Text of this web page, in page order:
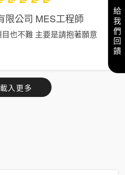
限公司 MES工程師
也不難 主要是請抱著願意
載入更多
給我們回饋